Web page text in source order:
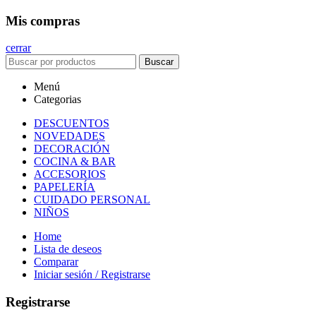
Mis compras
cerrar
Buscar
Menú
Categorias
DESCUENTOS
NOVEDADES
DECORACIÓN
COCINA & BAR
ACCESORIOS
PAPELERÍA
CUIDADO PERSONAL
NIÑOS
Home
Lista de deseos
Comparar
Iniciar sesión / Registrarse
Registrarse